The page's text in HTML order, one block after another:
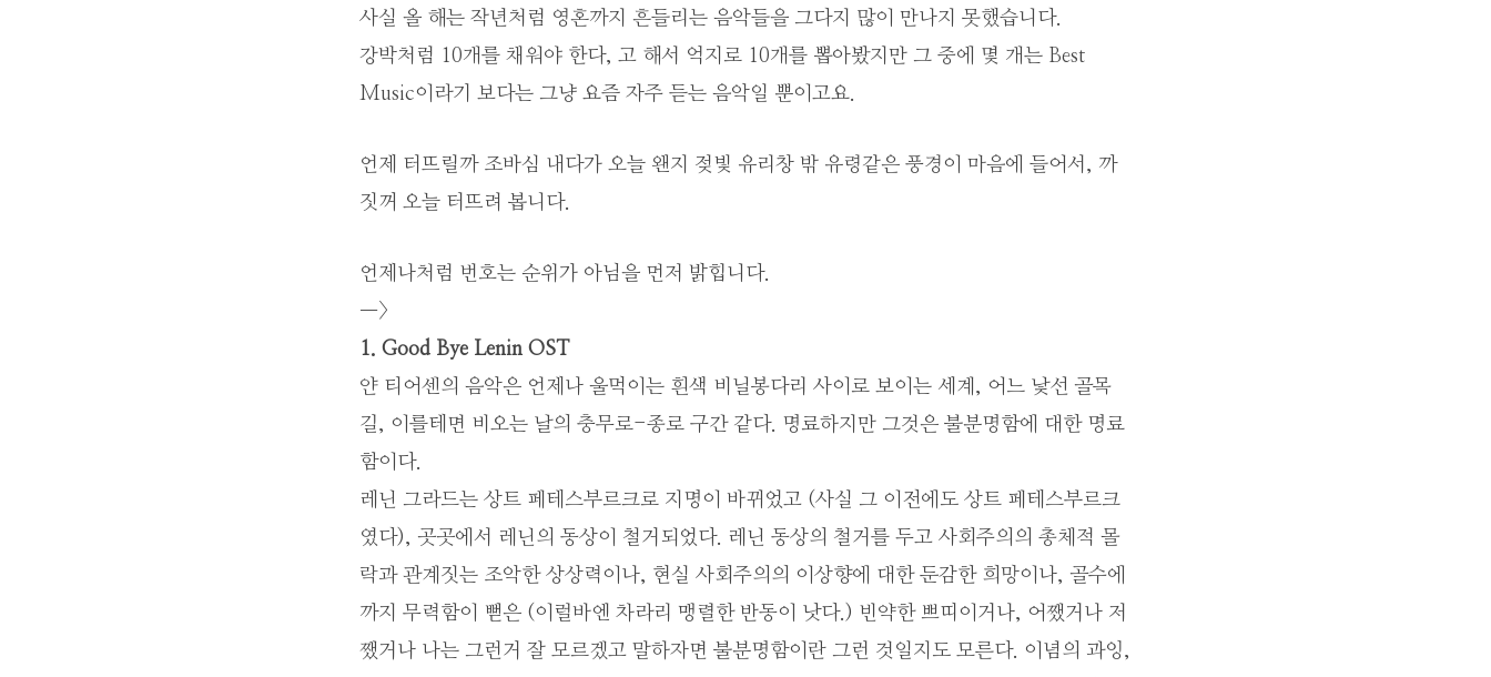
사실 올 해는 작년처럼 영혼까지 흔들리는 음악들을 그다지 많이 만나지 못했습니다.
강박처럼 10개를 채워야 한다, 고 해서 억지로 10개를 뽑아봤지만 그 중에 몇 개는 Best
Music이라기 보다는 그냥 요즘 자주 듣는 음악일 뿐이고요.
언제 터뜨릴까 조바심 내다가 오늘 왠지 젖빛 유리창 밖 유령같은 풍경이 마음에 들어서, 까
짓꺼 오늘 터뜨려 봅니다.
언제나처럼 번호는 순위가 아님을 먼저 밝힙니다.
—>
1. Good Bye Lenin OST
얀 티어센의 음악은 언제나 울먹이는 흰색 비닐봉다리 사이로 보이는 세계, 어느 낯선 골목
길, 이를테면 비오는 날의 충무로-종로 구간 같다. 명료하지만 그것은 불분명함에 대한 명료
함이다.
레닌 그라드는 상트 페테스부르크로 지명이 바뀌었고 (사실 그 이전에도 상트 페테스부르크
였다), 곳곳에서 레닌의 동상이 철거되었다. 레닌 동상의 철거를 두고 사회주의의 총체적 몰
락과 관계짓는 조악한 상상력이나, 현실 사회주의의 이상향에 대한 둔감한 희망이나, 골수에
까지 무력함이 뻗은 (이럴바엔 차라리 맹렬한 반동이 낫다.) 빈약한 쁘띠이거나, 어쨌거나 저
쨌거나 나는 그런거 잘 모르겠고 말하자면 불분명함이란 그런 것일지도 모른다. 이념의 과잉,